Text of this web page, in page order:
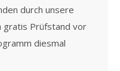
durch unsere
gratis Prüfstand vor
diesmal